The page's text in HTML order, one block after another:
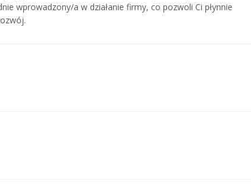
wprowadzony/a w działanie firmy, co pozwoli Ci płynnie